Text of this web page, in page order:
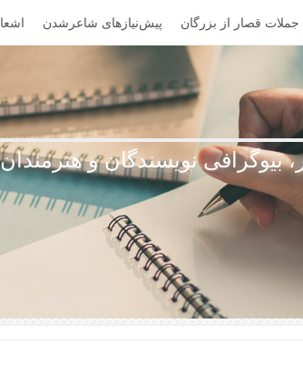
جملات قصار از بزرگان پیش‌نیازهای شاعرشدن
بیوگرافی نویسندگان و هنرمندان